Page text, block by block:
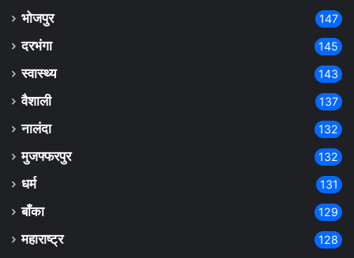
भोजपुर 147
दरभंगा 145
स्वास्थ्य 143
वैशाली 137
नालंदा 132
मुजफ्फरपुर 132
धर्म 131
बाँका 129
महाराष्ट्र 128